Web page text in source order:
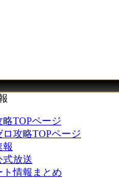
TOPページ
攻略TOPページ
報
式放送
ト情報まとめ